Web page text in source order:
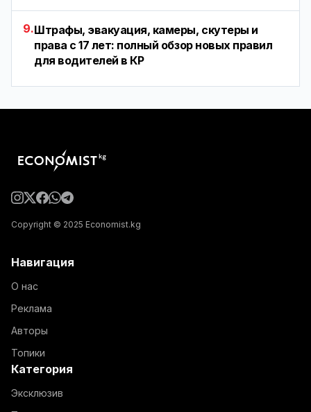
9.Штрафы, эвакуация, камеры, скутеры и
права с 17 лет: полный обзор новых правил
для водителей в КР
Copyright © 2025 Economist.kg
Навигация
О нас
Реклама
Авторы
Топики
Категория
Эксклюзив